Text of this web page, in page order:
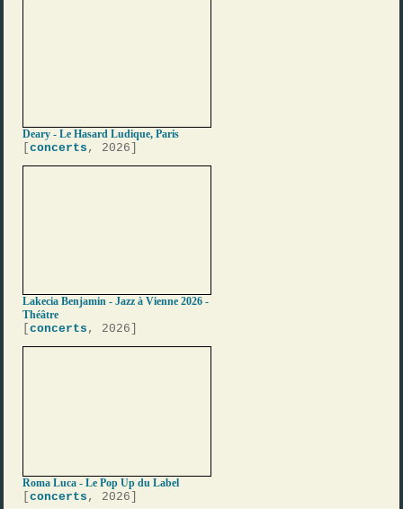
Deary - Le Hasard Ludique, Paris
[concerts , 2026]
Lakecia Benjamin - Jazz à Vienne 2026 -
Théâtre
[concerts , 2026]
Roma Luca - Le Pop Up du Label
[concerts , 2026]